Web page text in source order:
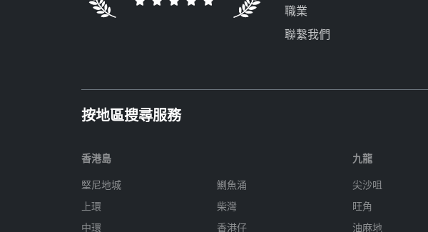
職業
聯繫我們
按地區搜尋服務
香港島
堅尼地城
上環
中環
鰂魚涌
柴灣
香港仔
九龍
尖沙咀
旺角
油麻地